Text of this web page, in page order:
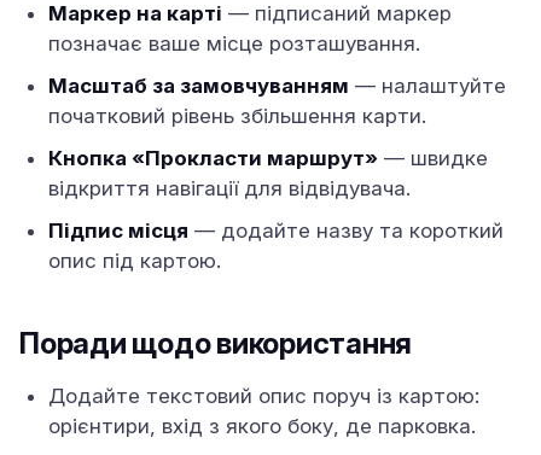
Маркер на карті — підписаний маркер
позначає ваше місце розташування.
Масштаб за замовчуванням — налаштуйте
початковий рівень збільшення карти.
Кнопка «Прокласти маршрут» — швидке
відкриття навігації для відвідувача.
Підпис місця — додайте назву та короткий
опис під картою.
Поради щодо використання
Додайте текстовий опис поруч із картою:
орієнтири, вхід з якого боку, де парковка.